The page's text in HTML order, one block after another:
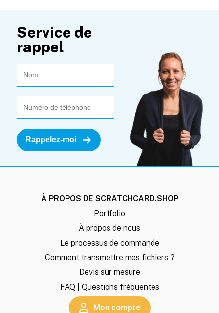
Service de
rappel
À PROPOS DE SCRATCHCARD.SHOP
Portfolio
À propos de nous
Le processus de commande
Comment transmettre mes fichiers ?
Devis sur mesure
FAQ | Questions fréquentes
Mon compte